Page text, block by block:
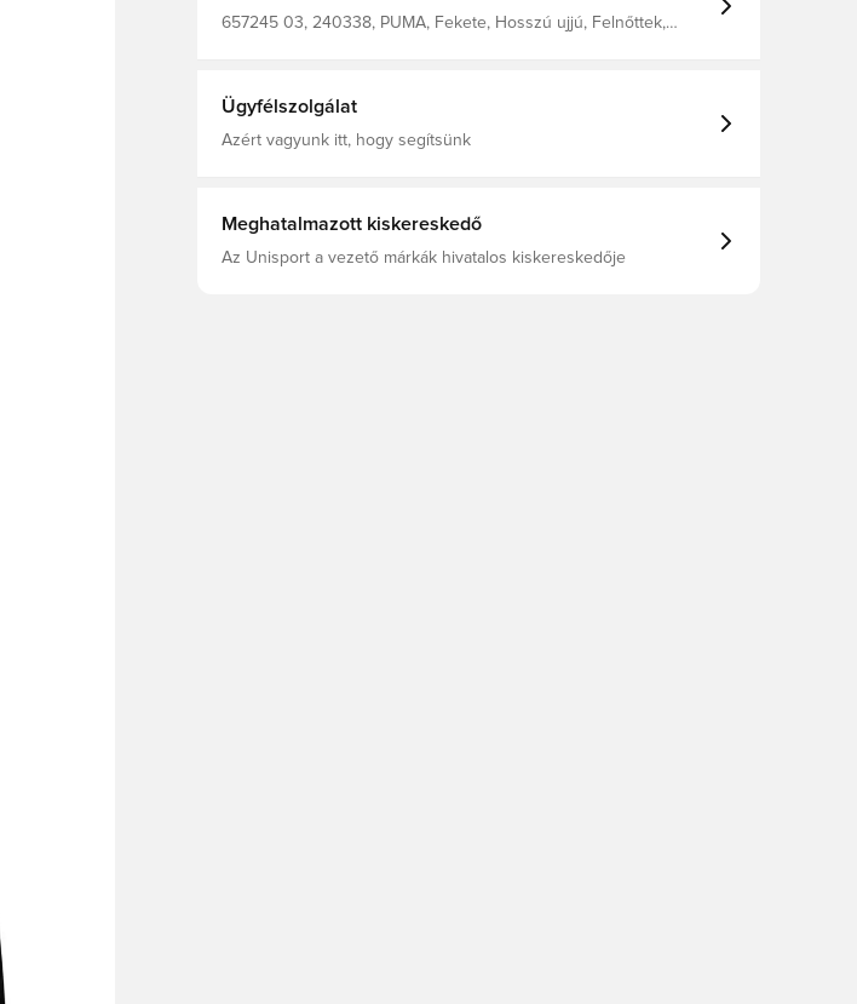
657245 03, 240338, PUMA, Fekete, Hosszú ujjú, Felnőttek,
Ügyfélszolgálat
Azért vagyunk itt, hogy segítsünk
Meghatalmazott kiskereskedő
Az Unisport a vezető márkák hivatalos kiskereskedője